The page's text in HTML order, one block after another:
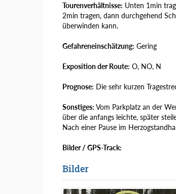
Tourenverhältnisse: Unten 1min
2min tragen, dann durchgehend
überwinden kann.
Gefahreneinschätzung: Gering
Exposition der Route: O, NO, N
Prognose: Die sehr kurzen
Sonstiges: Vom Parkplatz an der
über die anfangs leichte, später
Nach einer Pause im
Bilder / GPS-Track:
Bilder